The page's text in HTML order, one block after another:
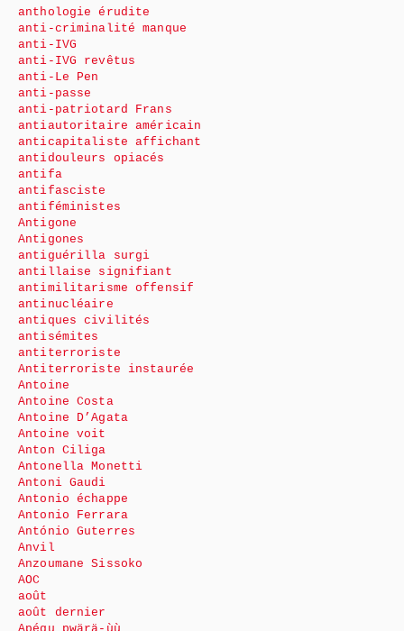
anthologie érudite
anti-criminalité manque
anti-IVG
anti-IVG revêtus
anti-Le Pen
anti-passe
anti-patriotard Frans
antiautoritaire américain
anticapitaliste affichant
antidouleurs opiacés
antifa
antifasciste
antiféministes
Antigone
Antigones
antiguérilla surgi
antillaise signifiant
antimilitarisme offensif
antinucléaire
antiques civilités
antisémites
antiterroriste
Antiterroriste instaurée
Antoine
Antoine Costa
Antoine D’Agata
Antoine voit
Anton Ciliga
Antonella Monetti
Antoni Gaudi
Antonio échappe
Antonio Ferrara
António Guterres
Anvil
Anzoumane Sissoko
AOC
août
août dernier